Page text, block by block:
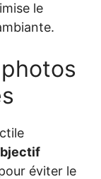
le
éviter le